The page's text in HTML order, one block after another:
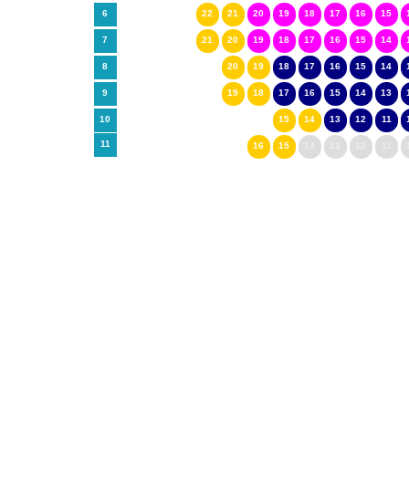
6 22 21 20 19 18 17 16 15
7 21 20 19 18 17 16 15 14
8 20 19 18 17 16 15 14
9 19 18 17 16 15 14 13
10 15 14 13 12 11
11 16 15